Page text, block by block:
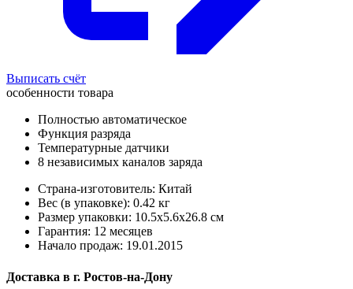
Выписать счёт
особенности товара
Полностью автоматическое
Функция разряда
Температурные датчики
8 независимых каналов заряда
Страна-изготовитель: Китай
Вес (в упаковке): 0.42 кг
Размер упаковки: 10.5x5.6x26.8 см
Гарантия: 12 месяцев
Начало продаж: 19.01.2015
Доставка в г. Ростов-на-Дону